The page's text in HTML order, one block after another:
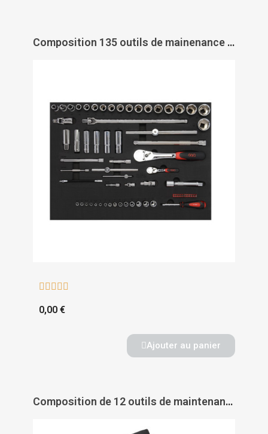
Composition 135 outils de mainenance industrielle en module mousse - cpp-135pm - SAM OUTILLAGE
    
0,00 €
Ajouter au panier
Composition de 12 outils de maintenance en trousse - cp-12tr - SAM OUTILLAGE